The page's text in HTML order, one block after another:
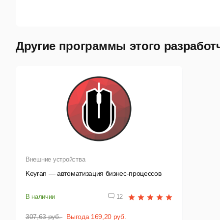
Другие программы этого
Внешние устройства
Keyran — автоматизация бизнес-процессов
В наличии 12
307,63 руб. Выгода 169,20 руб.